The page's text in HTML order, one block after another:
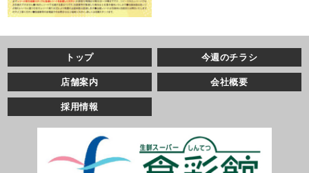
トップ 今週のチラシ
店舗案内 会社概要
採用情報